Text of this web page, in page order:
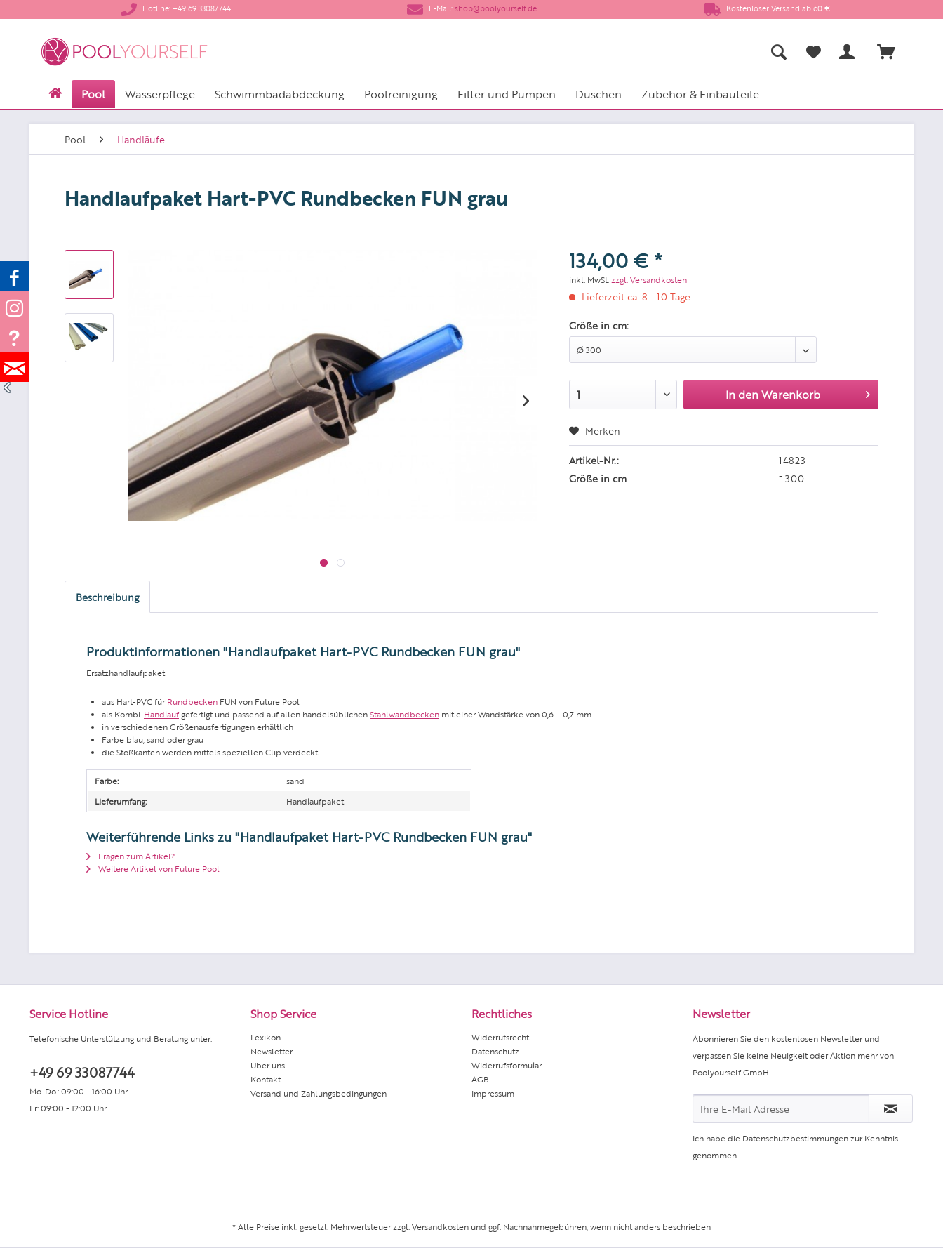
​Hotline: +49 69 33087744 ​E-Mail: shop@poolyourself.de Kostenloser Versand ab 60 €
Pool Wasserpflege Schwimmbadabdeckung Poolreinigung Filter und Pumpen Duschen Zubehör & Einbauteile
Pool Handläufe
Handlaufpaket Hart-PVC Rundbecken FUN grau
134,00 € *
inkl. MwSt.zzgl. Versandkosten
Lieferzeit ca. 8 - 10 Tage
Größe in cm:
In den Warenkorb
Merken
Artikel-Nr.:
14823
Größe in cm
¯ 300
Beschreibung
Produktinformationen "Handlaufpaket Hart-PVC Rundbecken FUN grau"
Ersatzhandlaufpaket
aus Hart-PVC fürRundbecken FUN von Future Pool
als Kombi-Handlaufgefertigt und passend auf allen handelsüblichenStahlwandbecken mit einer Wandstärke von 0,6 – 0,7 mm
in verschiedenen Größenausfertigungen erhältlich
Farbe blau, sand oder grau
die Stoßkanten werden mittels speziellen Clip verdeckt
Farbe:
sand
Lieferumfang:
Handlaufpaket
Weiterführende Links zu "Handlaufpaket Hart-PVC Rundbecken FUN grau"
Fragen zum Artikel?
Weitere Artikel von Future Pool
Service Hotline
Telefonische Unterstützung und Beratung unter:
+49 69 33087744
Mo-Do.: 09:00 - 16:00 Uhr
Fr: 09:00 - 12:00 Uhr
Shop Service
Lexikon
Newsletter
Über uns
Kontakt
Versand und Zahlungsbedingungen
Rechtliches
Widerrufsrecht
Datenschutz
Widerrufsformular
AGB
Impressum
Newsletter
Abonnieren Sie den kostenlosen Newsletter und
verpassen Sie keine Neuigkeit oder Aktion mehr von
Poolyourself GmbH.
Ich habe die Datenschutzbestimmungenzur Kenntnis
genommen.
* Alle Preise inkl. gesetzl. Mehrwertsteuer zzgl. Versandkosten und ggf. Nachnahmegebühren, wenn nicht anders beschrieben